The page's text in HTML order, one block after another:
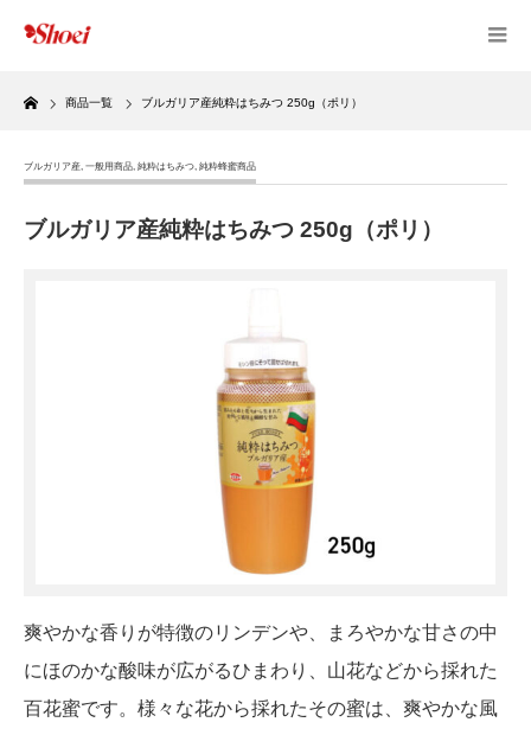
Home
商品一覧 ブルガリア産純粋はちみつ 250g（ポリ）
ブルガリア産, 一般用商品, 純粋はちみつ, 純粋蜂蜜商品
ブルガリア産純粋はちみつ 250g（ポリ）
爽やかな香りが特徴のリンデンや、まろやかな甘さの中
にほのかな酸味が広がるひまわり、山花などから採れた
百花蜜です。様々な花から採れたその蜜は、爽やかな風